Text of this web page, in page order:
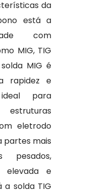
da
está a
com
MIG, TIG
MIG é
rapidez e
para
eletrodo
partes mais
pesados,
elevada e
a solda TIG